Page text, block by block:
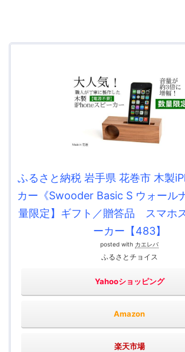
ふるさと納税 岩手県 花巻市 木製
カー《Swooder Basic S ウォール
量限定】ギフト／贈答品 スマホ
ーカー【483】
posted with カエレバ
ふるさとチョイス
Yahooショッピング
Amazon
楽天市場